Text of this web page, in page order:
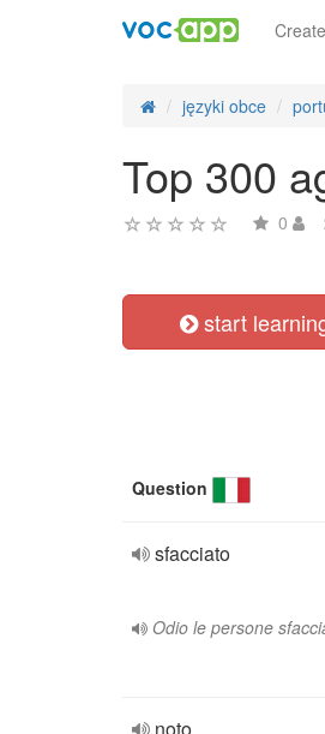
języki obce
Top 300
0
start
Question
sfacciato
Odio le persone